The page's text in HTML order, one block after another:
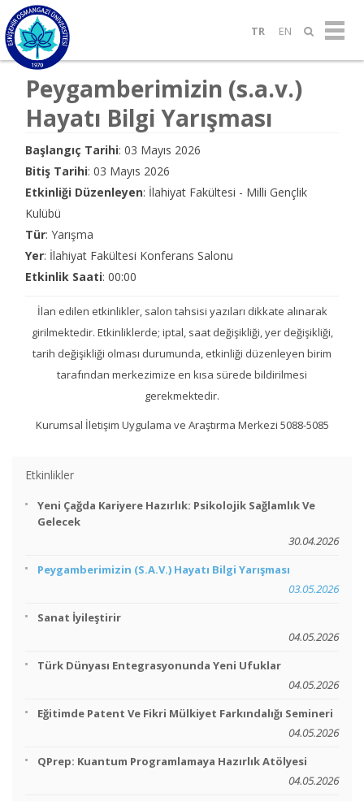
TR EN
Peygamberimizin (s.a.v.)
Hayatı Bilgi Yarışması
Başlangıç Tarihi: 03 Mayıs 2026
Bitiş Tarihi: 03 Mayıs 2026
Etkinliği Düzenleyen: İlahiyat Fakültesi - Milli Gençlik
Kulübü
Tür: Yarışma
Yer: İlahiyat Fakültesi Konferans Salonu
Etkinlik Saati: 00:00
İlan edilen etkinlikler, salon tahsisi yazıları dikkate alınarak
girilmektedir. Etkinliklerde; iptal, saat değişikliği, yer değişikliği,
tarih değişikliği olması durumunda, etkinliği düzenleyen birim
tarafından merkezimize en kısa sürede bildirilmesi
gerekmektedir.
Kurumsal İletişim Uygulama ve Araştırma Merkezi 5088-5085
Etkinlikler
Yeni Çağda Kariyere Hazırlık: Psikolojik Sağlamlık Ve
Gelecek
30.04.2026
Peygamberimizin (s.a.v.) Hayatı Bilgi Yarışması
03.05.2026
Sanat İyileştirir
04.05.2026
Türk Dünyası Entegrasyonunda Yeni Ufuklar
04.05.2026
Eğitimde Patent Ve Fikri Mülkiyet Farkındalığı Semineri
04.05.2026
QPrep: Kuantum Programlamaya Hazırlık Atölyesi
04.05.2026